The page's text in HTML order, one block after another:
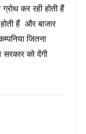
कर रही होती हैं
हैं और बाजार
जितना
को देंगी